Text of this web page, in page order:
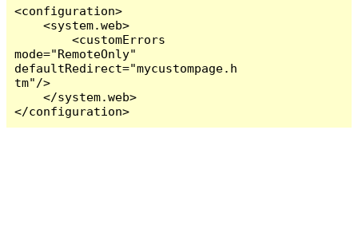
<configuration>
    <system.web>
        <customErrors
mode="RemoteOnly"
defaultRedirect="mycustompage.h
tm"/>
    </system.web>
</configuration>